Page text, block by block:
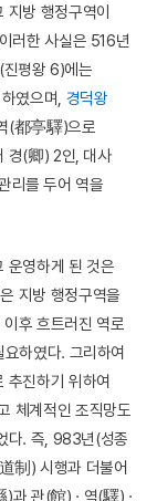
지방 행정구역이
러한 사실은 516년
평왕 6)에는
였으며, 경덕왕
(都亭驛)으로
경(卿) 2인, 대사
리를 두어 역을
운영하게 된 것은
지방 행정구역을
후 흐트러진 역로
하였다. 그리하여
추진하기 위하여
체계적인 조직망도
다. 즉, 983년(성종
制) 시행과 더불어
)과 관(館) · 역(驛) ·